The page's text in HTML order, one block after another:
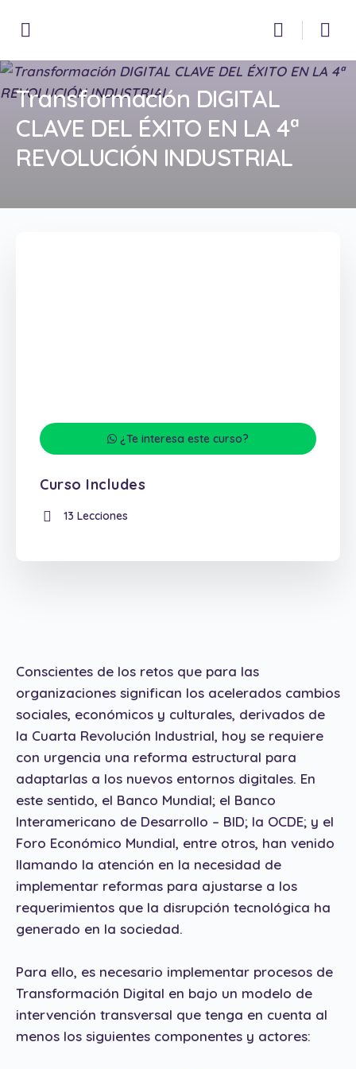
Transformación DIGITAL
CLAVE DEL ÉXITO EN LA 4ª
REVOLUCIÓN INDUSTRIAL
Conscientes de los retos que para las
organizaciones significan los acelerados cambios
sociales, económicos y culturales, derivados de
la Cuarta Revolución Industrial, hoy se requiere
con urgencia una reforma estructural para
adaptarlas a los nuevos entornos digitales. En
este sentido, el Banco Mundial; el Banco
Interamericano de Desarrollo – BID; la OCDE; y el
Foro Económico Mundial, entre otros, han venido
llamando la atención en la necesidad de
implementar reformas para ajustarse a los
requerimientos que la disrupción tecnológica ha
generado en la sociedad.
Para ello, es necesario implementar procesos de
Transformación Digital en bajo un modelo de
intervención transversal que tenga en cuenta al
menos los siguientes componentes y actores:
¿Te interesa este curso?
Curso Includes
13 Lecciones